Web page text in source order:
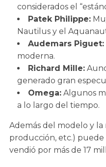
considerados el
Patek Philippe:
Nautilus y el
Audemars Piguet:
moderna.
Richard Mille:
generado gran
Omega: Algunos
a lo largo del tiempo.
Además del modelo y la
producción, etc.)
vendió por más de 17